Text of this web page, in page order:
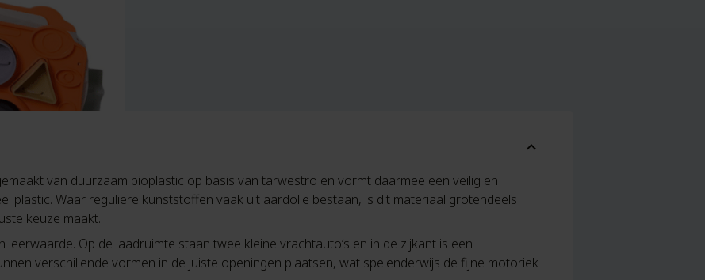
expand_more
van duurzaam bioplastic op basis van tarwestro en vormt daarmee een veilig en
plastic. Waar reguliere kunststoffen vaak uit aardolie bestaan, is dit materiaal grotendeels
keuze maakt.
Op de laadruimte staan twee kleine vrachtauto’s en in de zijkant is een
verschillende vormen in de juiste openingen plaatsen, wat spelenderwijs de fijne motoriek